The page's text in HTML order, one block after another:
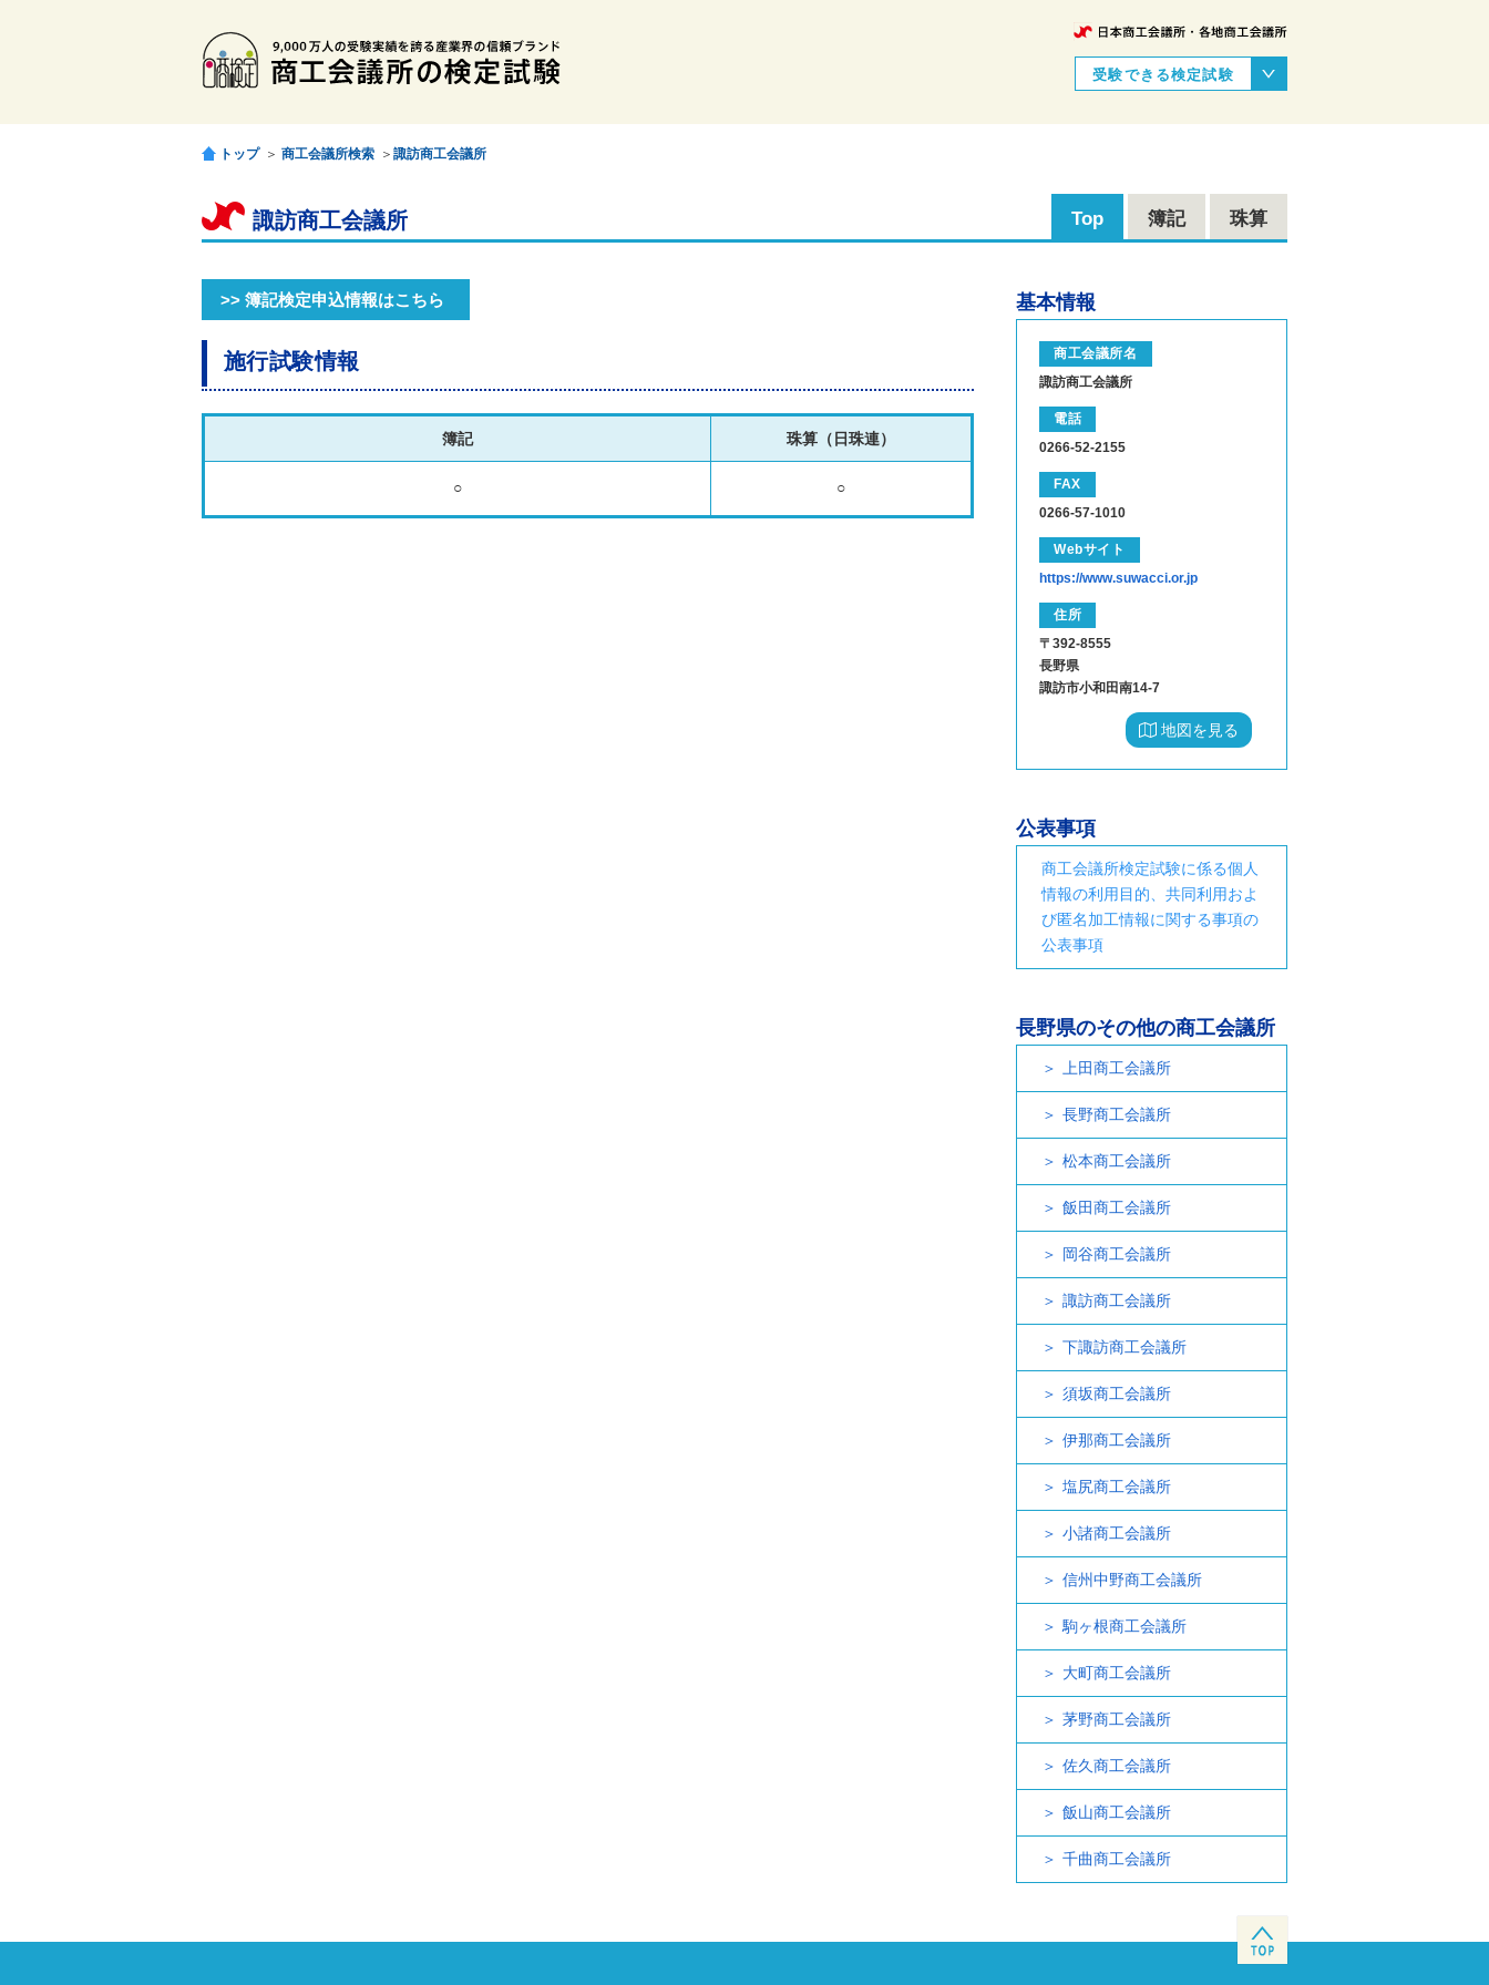
受験できる検定試験
トップ ＞ 商工会議所検索 ＞ 諏訪商工会議所
諏訪商工会議所 Top 簿記 珠算
>> 簿記検定申込情報はこちら
施行試験情報
簿記 珠算（日珠連）
○ ○
基本情報
商工会議所名
諏訪商工会議所
電話
0266-52-2155
FAX
0266-57-1010
Webサイト
https://www.suwacci.or.jp
住所
〒392-8555
長野県
諏訪市小和田南14-7
地図を見る
公表事項
商工会議所検定試験に係る個人
情報の利用目的、共同利用およ
び匿名加工情報に関する事項の
公表事項
長野県のその他の商工会議所
上田商工会議所
長野商工会議所
松本商工会議所
飯田商工会議所
岡谷商工会議所
諏訪商工会議所
下諏訪商工会議所
須坂商工会議所
伊那商工会議所
塩尻商工会議所
小諸商工会議所
信州中野商工会議所
駒ヶ根商工会議所
大町商工会議所
茅野商工会議所
佐久商工会議所
飯山商工会議所
千曲商工会議所